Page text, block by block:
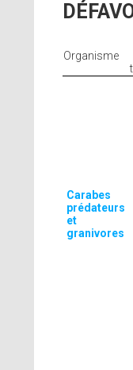
Organisme
Carabes
prédateurs
et
granivores